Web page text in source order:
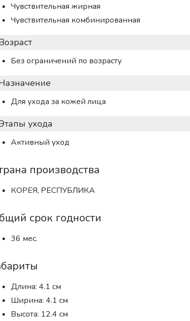
Чувствительная жирная
Чувствительная комбинированная
Без ограничений по возрасту
Для ухода за кожей лица
ухода
Активный уход
производства
КОРЕЯ, РЕСПУБЛИКА
срок годности
36 мес.
Длина: 4.1 см
Ширина: 4.1 см
Высота: 12.4 см